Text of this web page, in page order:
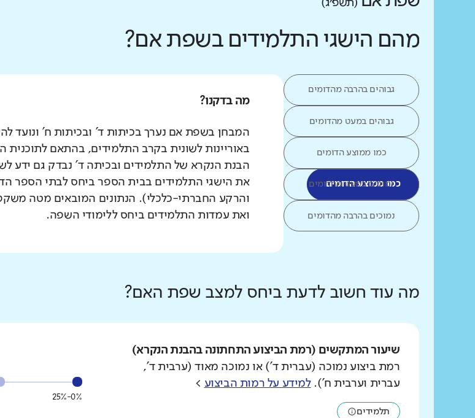
(תשפ״ג)
מהם הישגי התלמידים בשפת אם?
גבוהים בהרבה מהדומים
גבוהים במעט מהדומים
כמו ממוצע הדומים
כמו ממוצע הדומים
נמוכים במעט מהדומים
נמוכים בהרבה מהדומים
מה בדקנו?
המבחן בשפת אם נערך בכיתות ד' ובכיתות ח' ונועד
באוריינות לשונית בקרב התלמידים, בהתאם לתוכנית
הבנת הנקרא של התלמידים ובכיתה ד' נבדק גם ידע
את הישגי התלמידים בבית הספר ביחס לבתי הספר
והרקע החברתי-כלכלי). הנתונים המובאים מטה
ואת עמדות התלמידים ביחס ללימודי השפה.
מה עוד חשוב לדעת ביחס למצב שפת האם?
שיעור המתקשים (רמת הביצוע התחתונה בהבנת הנקרא)
רמת ביצוע נמוכה (עברית ד') או נמוכה מאוד (ערבית ד',
עברית וערבית ח').למידע על רמות הביצוע >
תלמידים
0%-25%